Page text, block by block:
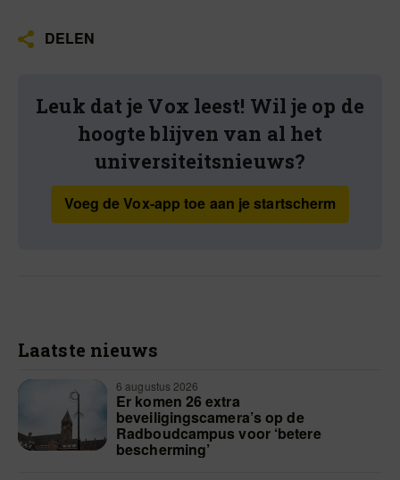
DELEN
Leuk dat je Vox leest! Wil je op de
hoogte blijven van al het
universiteitsnieuws?
Voeg de Vox-app toe aan je startscherm
Laatste nieuws
6 augustus 2026
Er komen 26 extra
beveiligingscamera’s op de
Radboudcampus voor ‘betere
bescherming’